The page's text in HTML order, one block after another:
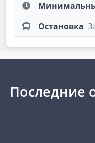
Остановка
Последние